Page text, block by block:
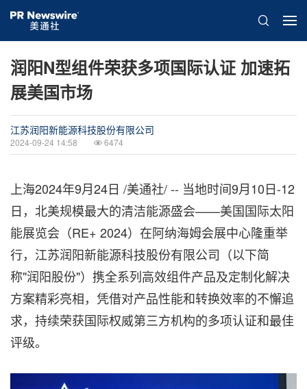
润阳N型组件荣获多项国际认证 加速拓
展美国市场
江苏润阳新能源科技股份有限公司
2024-09-24 14:58 6474
上海2024年9月24日 /美通社/ -- 当地时间9月10日-12
日，北美规模最大的清洁能源盛会——美国国际太阳
能展览会（RE+ 2024）在阿纳海姆会展中心隆重举
行，江苏润阳新能源科技股份有限公司（以下简
称"润阳股份"）携全系列高效组件产品及定制化解决
方案精彩亮相，凭借对产品性能和转换效率的不懈追
求，持续荣获国际权威第三方机构的多项认证和最佳
评级。